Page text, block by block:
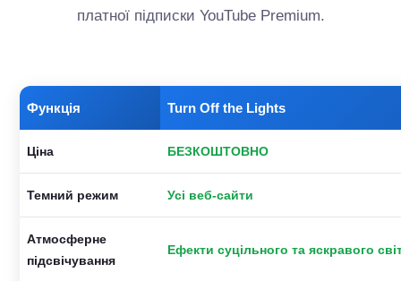
платної підписки YouTube Premium.
Функція Turn Off the Lights
Ціна БЕЗКОШТОВНО
Темний режим Усі веб-сайти
Атмосферне
підсвічування
Ефекти суцільного та яскравого